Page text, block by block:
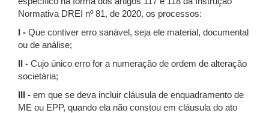
Normativa DREI nº 81, de 2020, os processos:
I - Que contiver erro sanável, seja ele material, documental
ou de análise;
II - Cujo único erro for a numeração de ordem de alteração
societária;
III - em que se deva incluir cláusula de enquadramento de
ME ou EPP, quando ela não constou em cláusula do ato